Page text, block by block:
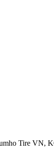
Tire VN,